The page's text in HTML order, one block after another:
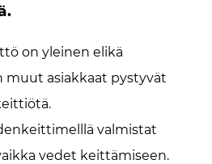
on yleinen elikä
muut asiakkaat pystyvät
valmistat
vedet keittämiseen.